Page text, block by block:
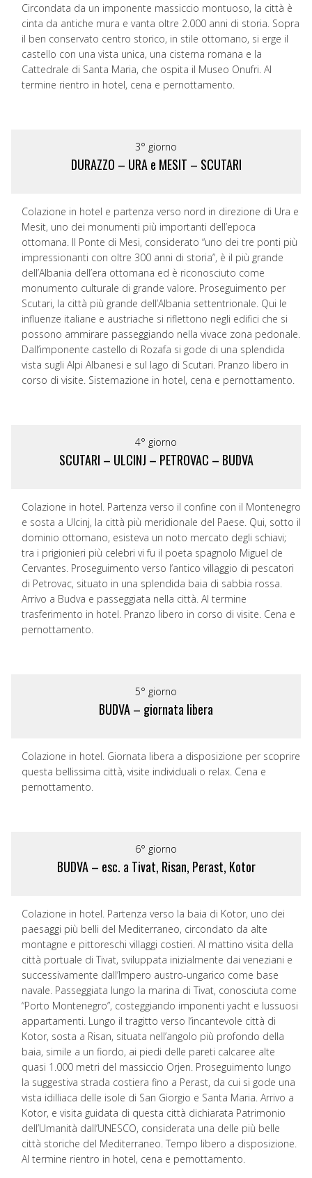
Circondata da un imponente massiccio montuoso, la città è
cinta da antiche mura e vanta oltre 2.000 anni di storia. Sopra
il ben conservato centro storico, in stile ottomano, si erge il
castello con una vista unica, una cisterna romana e la
Cattedrale di Santa Maria, che ospita il Museo Onufri. Al
termine rientro in hotel, cena e pernottamento.
3° giorno
DURAZZO – URA e MESIT – SCUTARI
Colazione in hotel e partenza verso nord in direzione di Ura e
Mesit, uno dei monumenti più importanti dell’epoca
ottomana. Il Ponte di Mesi, considerato “uno dei tre ponti più
impressionanti con oltre 300 anni di storia”, è il più grande
dell’Albania dell’era ottomana ed è riconosciuto come
monumento culturale di grande valore. Proseguimento per
Scutari, la città più grande dell’Albania settentrionale. Qui le
influenze italiane e austriache si riflettono negli edifici che si
possono ammirare passeggiando nella vivace zona pedonale.
Dall’imponente castello di Rozafa si gode di una splendida
vista sugli Alpi Albanesi e sul lago di Scutari. Pranzo libero in
corso di visite. Sistemazione in hotel, cena e pernottamento.
4° giorno
SCUTARI – ULCINJ – PETROVAC – BUDVA
Colazione in hotel. Partenza verso il confine con il Montenegro
e sosta a Ulcinj, la città più meridionale del Paese. Qui, sotto il
dominio ottomano, esisteva un noto mercato degli schiavi;
tra i prigionieri più celebri vi fu il poeta spagnolo Miguel de
Cervantes. Proseguimento verso l’antico villaggio di pescatori
di Petrovac, situato in una splendida baia di sabbia rossa.
Arrivo a Budva e passeggiata nella città. Al termine
trasferimento in hotel. Pranzo libero in corso di visite. Cena e
pernottamento.
5° giorno
BUDVA – giornata libera
Colazione in hotel. Giornata libera a disposizione per scoprire
questa bellissima città, visite individuali o relax. Cena e
pernottamento.
6° giorno
BUDVA – esc. a Tivat, Risan, Perast, Kotor
Colazione in hotel. Partenza verso la baia di Kotor, uno dei
paesaggi più belli del Mediterraneo, circondato da alte
montagne e pittoreschi villaggi costieri. Al mattino visita della
città portuale di Tivat, sviluppata inizialmente dai veneziani e
successivamente dall’Impero austro-ungarico come base
navale. Passeggiata lungo la marina di Tivat, conosciuta come
“Porto Montenegro”, costeggiando imponenti yacht e lussuosi
appartamenti. Lungo il tragitto verso l’incantevole città di
Kotor, sosta a Risan, situata nell’angolo più profondo della
baia, simile a un fiordo, ai piedi delle pareti calcaree alte
quasi 1.000 metri del massiccio Orjen. Proseguimento lungo
la suggestiva strada costiera fino a Perast, da cui si gode una
vista idilliaca delle isole di San Giorgio e Santa Maria. Arrivo a
Kotor, e visita guidata di questa città dichiarata Patrimonio
dell’Umanità dall’UNESCO, considerata una delle più belle
città storiche del Mediterraneo. Tempo libero a disposizione.
Al termine rientro in hotel, cena e pernottamento.